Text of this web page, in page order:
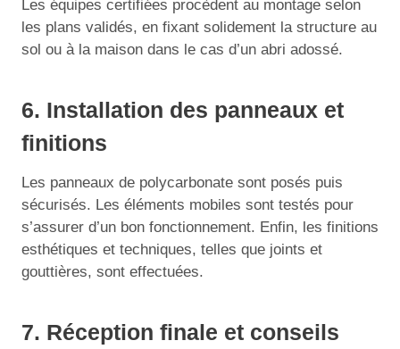
Les équipes certifiées procèdent au montage selon
les plans validés, en fixant solidement la structure au
sol ou à la maison dans le cas d’un abri adossé.
6. Installation des panneaux et
finitions
Les panneaux de polycarbonate sont posés puis
sécurisés. Les éléments mobiles sont testés pour
s’assurer d’un bon fonctionnement. Enfin, les finitions
esthétiques et techniques, telles que joints et
gouttières, sont effectuées.
7. Réception finale et conseils